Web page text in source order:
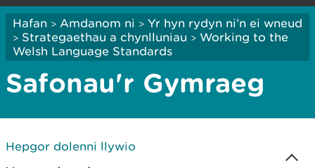
Hafan > Amdanom ni > Yr hyn rydyn ni’n ei wneud
> Strategaethau a chynlluniau > Working to the
Welsh Language Standards
Safonau'r Gymraeg
Hepgor dolenni llywio